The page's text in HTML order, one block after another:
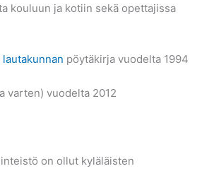
kouluun ja kotiin sekä opettajissa
pöytäkirja vuodelta 1994
varten) vuodelta 2012
on ollut kyläläisten